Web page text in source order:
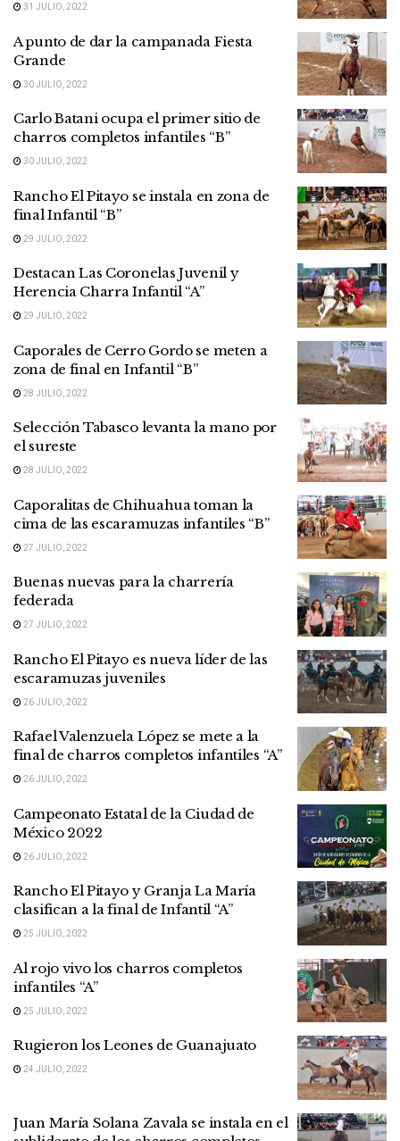
31 JULIO, 2022
A punto de dar la campanada Fiesta
Grande
30 JULIO, 2022
Carlo Batani ocupa el primer sitio de
charros completos infantiles “B”
30 JULIO, 2022
Rancho El Pitayo se instala en zona de
final Infantil “B”
29 JULIO, 2022
Destacan Las Coronelas Juvenil y
Herencia Charra Infantil “A”
29 JULIO, 2022
Caporales de Cerro Gordo se meten a
zona de final en Infantil “B”
28 JULIO, 2022
Selección Tabasco levanta la mano por
el sureste
28 JULIO, 2022
Caporalitas de Chihuahua toman la
cima de las escaramuzas infantiles “B”
27 JULIO, 2022
Buenas nuevas para la charrería
federada
27 JULIO, 2022
Rancho El Pitayo es nueva líder de las
escaramuzas juveniles
26 JULIO, 2022
Rafael Valenzuela López se mete a la
final de charros completos infantiles “A”
26 JULIO, 2022
Campeonato Estatal de la Ciudad de
México 2022
26 JULIO, 2022
Rancho El Pitayo y Granja La María
clasifican a la final de Infantil “A”
25 JULIO, 2022
Al rojo vivo los charros completos
infantiles “A”
25 JULIO, 2022
Rugieron los Leones de Guanajuato
24 JULIO, 2022
Juan María Solana Zavala se instala en el